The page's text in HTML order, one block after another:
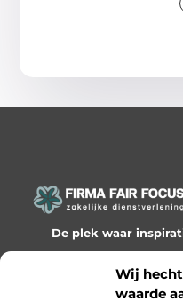
Wij
waarde
De plek waar
Ontdek onze blogs en
waardevolle